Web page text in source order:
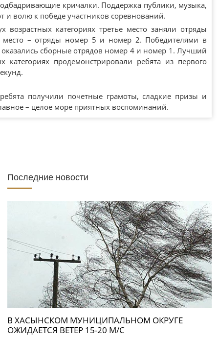
кричалки. Поддержка публики, музыка,
и волю к победе участников соревнований.
возрастных категориях третье место заняли отряды
– отряды номер 5 и номер 2. Победителями в
сборные отрядов номер 4 и номер 1. Лучший
категориях продемонстрировали ребята из первого
получили почетные грамоты, сладкие призы и
– целое море приятных воспоминаний.
Последние новости
В ХАСЫНСКОМ МУНИЦИПАЛЬНОМ ОКРУГЕ
ОЖИДАЕТСЯ ВЕТЕР 15-20 М/С